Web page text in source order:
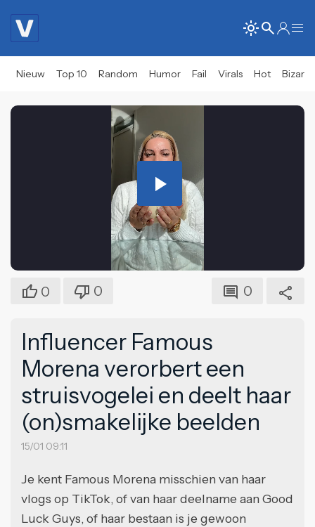
Nieuw Top 10 Random Humor Fail Virals Hot Bizar
Play
Video
0 0 0
Influencer Famous
Morena verorbert een
struisvogelei en deelt haar
(on)smakelijke beelden
15/01 09:11
Je kent Famous Morena misschien van haar
vlogs op TikTok, of van haar deelname aan Good
Luck Guys, of haar bestaan is je gewoon